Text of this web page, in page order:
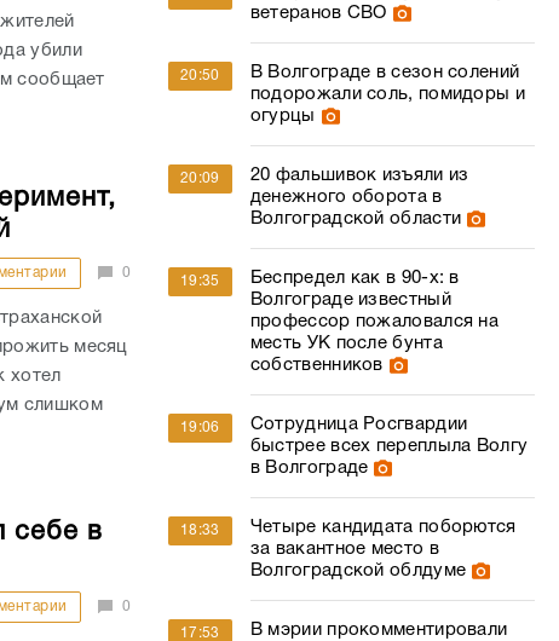
убили
сообщает
0
месяц
хотел
слишком
себе в
0
ветеранов СВО
20:50
В Волгограде в сезон солений
подорожали соль, помидоры и
огурцы
20:09
20 фальшивок изъяли из
денежного оборота в
Волгоградской области
19:35
Беспредел как в 90-х: в
Волгограде известный
профессор пожаловался на
месть УК после бунта
собственников
19:06
Сотрудница Росгвардии
быстрее всех переплыла Волгу
в Волгограде
18:33
Четыре кандидата поборются
за вакантное место в
Волгоградской облдуме
17:53
В мэрии прокомментировали